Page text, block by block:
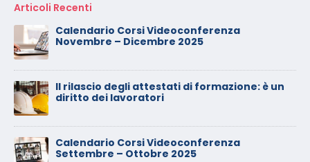
Articoli Recenti
Calendario Corsi Videoconferenza
Novembre – Dicembre 2025
Il rilascio degli attestati di formazione: è un
diritto dei lavoratori
Calendario Corsi Videoconferenza
Settembre – Ottobre 2025